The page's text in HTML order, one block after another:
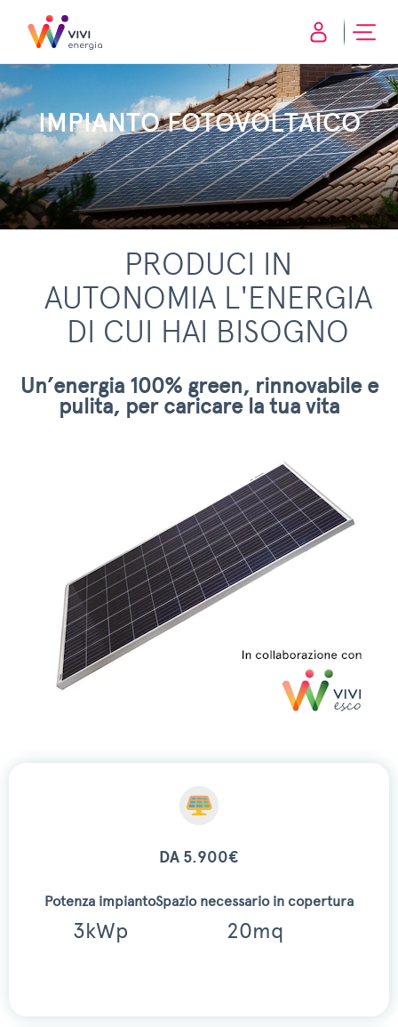
IMPIANTO FOTOVOLTAICO
PRODUCI IN
AUTONOMIA L'ENERGIA
DI CUI HAI BISOGNO
Un’energia 100% green, rinnovabile e
pulita, per caricare la tua vita
DA 5.900€
Potenza impianto
3kWp
Spazio necessario in copertura
20mq